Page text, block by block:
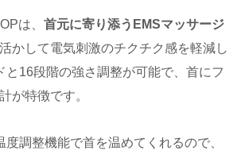
は、 首元に寄り添うEMSマッサージ
かして電気刺激のチクチク感を軽減し
と16段階の強さ調整が可能で、首にフ
が特徴です。
度調整機能で首を温めてくれるので、